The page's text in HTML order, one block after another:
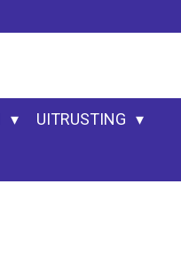
UITRUSTING